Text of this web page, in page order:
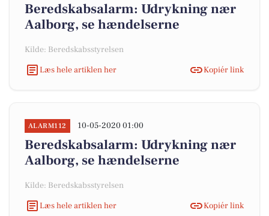
Beredskabsalarm: Udrykning nær
Aalborg, se hændelserne
Kilde: Beredskabsstyrelsen
Læs hele artiklen her
Kopiér link
ALARM112 10-05-2020 01:00
Beredskabsalarm: Udrykning nær
Aalborg, se hændelserne
Kilde: Beredskabsstyrelsen
Læs hele artiklen her
Kopiér link